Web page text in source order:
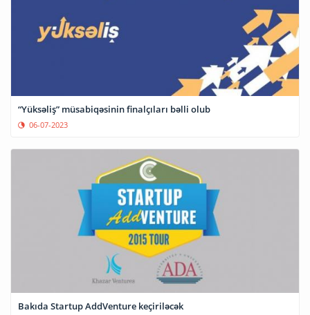
“Yüksəliş” müsabiqəsinin finalçıları bəlli olub
06-07-2023
Bakıda Startup AddVenture keçiriləcək